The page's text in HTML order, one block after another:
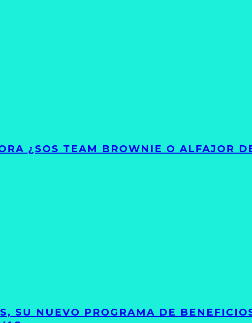
¿SOS TEAM BROWNIE O ALFAJOR
SU NUEVO PROGRAMA DE